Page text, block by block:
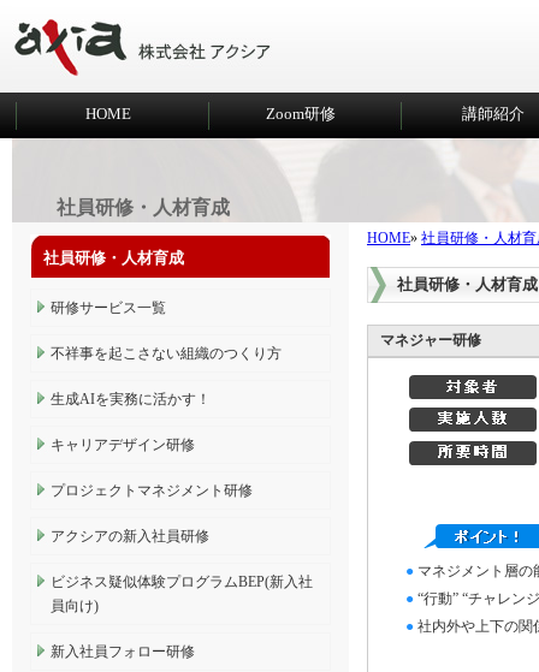
HOME Zoom研修 講師紹介
社員研修・人材育成
HOME» 社員研修・人材
社員研修・人材育成
マネジャー研修
● マネジメント層の
● “行動” “チャレン
● 社内外や上下の関
社員研修・人材育成
研修サービス一覧
不祥事を起こさない組織のつくり方
生成AIを実務に活かす！
キャリアデザイン研修
プロジェクトマネジメント研修
アクシアの新入社員研修
ビジネス疑似体験プログラムBEP(新入社
員向け)
新入社員フォロー研修